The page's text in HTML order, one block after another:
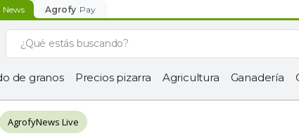
News Agrofy Pay
de granos Precios pizarra Agricultura Ganadería
AgrofyNews Live